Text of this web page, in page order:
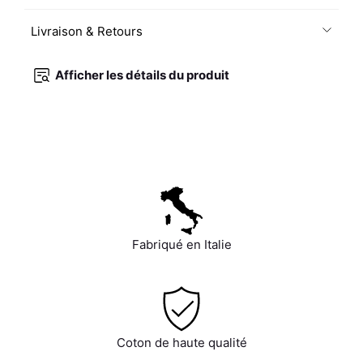
Livraison & Retours
Afficher les détails du produit
Fabriqué en Italie
Coton de haute qualité